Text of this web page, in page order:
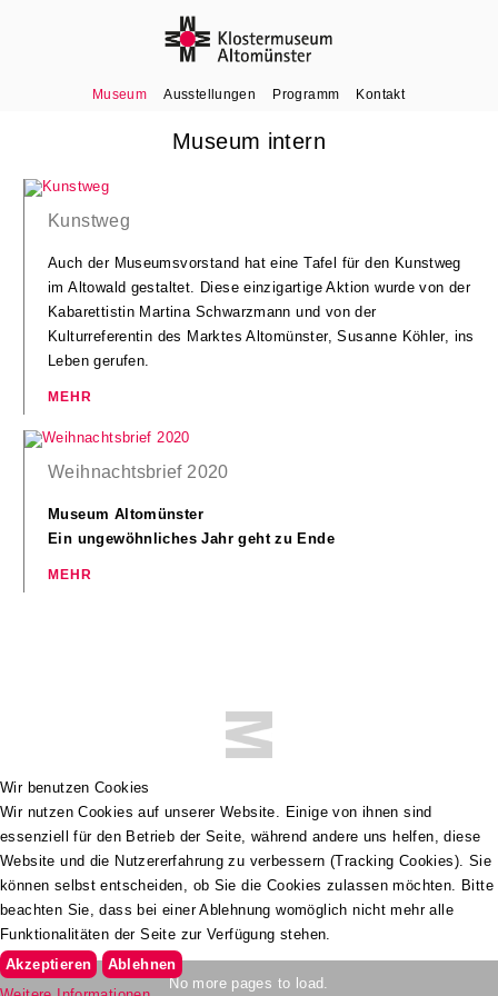
Museum Ausstellungen Programm Kontakt
Museum intern
Kunstweg
Auch der Museumsvorstand hat eine Tafel für den Kunstweg
im Altowald gestaltet. Diese einzigartige Aktion wurde von der
Kabarettistin Martina Schwarzmann und von der
Kulturreferentin des Marktes Altomünster, Susanne Köhler, ins
Leben gerufen.
Weihnachtsbrief 2020
Museum Altomünster
Ein ungewöhnliches Jahr geht zu Ende
No more pages to load.
Wir benutzen Cookies
Wir nutzen Cookies auf unserer Website. Einige von ihnen sind
essenziell für den Betrieb der Seite, während andere uns helfen, diese
Website und die Nutzererfahrung zu verbessern (Tracking Cookies). Sie
können selbst entscheiden, ob Sie die Cookies zulassen möchten. Bitte
beachten Sie, dass bei einer Ablehnung womöglich nicht mehr alle
Funktionalitäten der Seite zur Verfügung stehen.
Akzeptieren
Ablehnen